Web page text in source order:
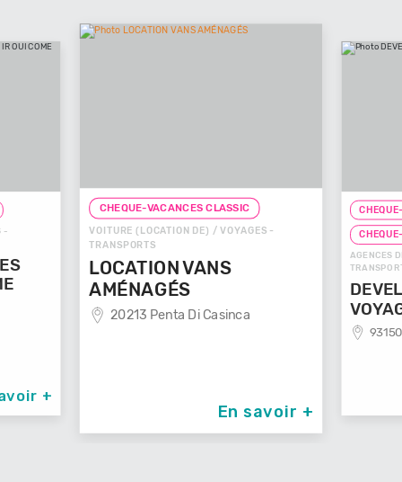
-
+
CHEQUE-VACANCES CLASSIC
VOITURE (LOCATION DE) / VOYAGES -
TRANSPORTS
LOCATION VANS
AMÉNAGÉS
20213 Penta Di Casinca
En savoir +
AGENCES